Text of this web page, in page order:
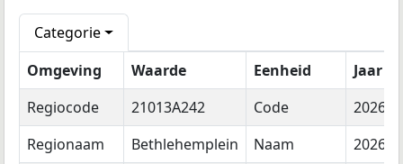
Categorie
Omgeving
Waarde Eenheid
Jaar
Regiocode
21013A242 Code
2026
Regionaam
Bethlehemplein Naam
2026